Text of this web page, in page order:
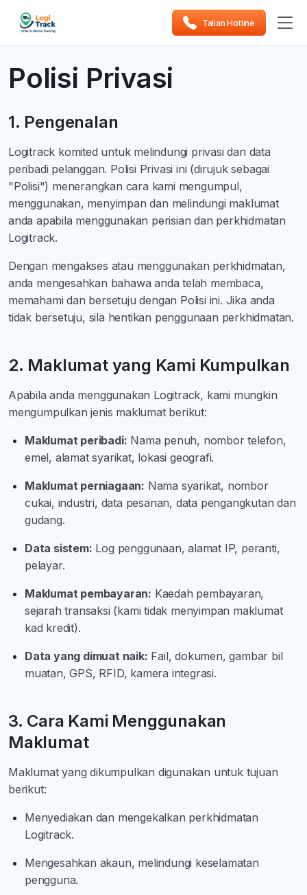
Talian Hotline
Polisi Privasi
1. Pengenalan
Logitrack komited untuk melindungi privasi dan data
peribadi pelanggan. Polisi Privasi ini (dirujuk sebagai
"Polisi") menerangkan cara kami mengumpul,
menggunakan, menyimpan dan melindungi maklumat
anda apabila menggunakan perisian dan perkhidmatan
Logitrack.
Dengan mengakses atau menggunakan perkhidmatan,
anda mengesahkan bahawa anda telah membaca,
memahami dan bersetuju dengan Polisi ini. Jika anda
tidak bersetuju, sila hentikan penggunaan perkhidmatan.
2. Maklumat yang Kami Kumpulkan
Apabila anda menggunakan Logitrack, kami mungkin
mengumpulkan jenis maklumat berikut:
Maklumat peribadi: Nama penuh, nombor telefon,
emel, alamat syarikat, lokasi geografi.
Maklumat perniagaan: Nama syarikat, nombor
cukai, industri, data pesanan, data pengangkutan dan
gudang.
Data sistem: Log penggunaan, alamat IP, peranti,
pelayar.
Maklumat pembayaran: Kaedah pembayaran,
sejarah transaksi (kami tidak menyimpan maklumat
kad kredit).
Data yang dimuat naik: Fail, dokumen, gambar bil
muatan, GPS, RFID, kamera integrasi.
3. Cara Kami Menggunakan
Maklumat
Maklumat yang dikumpulkan digunakan untuk tujuan
berikut:
Menyediakan dan mengekalkan perkhidmatan
Logitrack.
Mengesahkan akaun, melindungi keselamatan
pengguna.